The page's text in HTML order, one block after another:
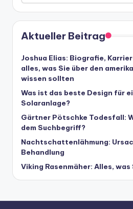
Aktueller Beitrag
Joshua Elias: Biografie,
alles, was Sie über den
wissen sollten
Was ist das beste Design für
Solaranlage?
Gärtner Pötschke Todesfall:
dem Suchbegriff?
Nachtschattenlähmung:
Behandlung
Viking Rasenmäher: Alles, was